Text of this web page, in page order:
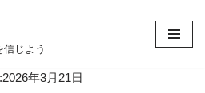
じよう
年3月21日